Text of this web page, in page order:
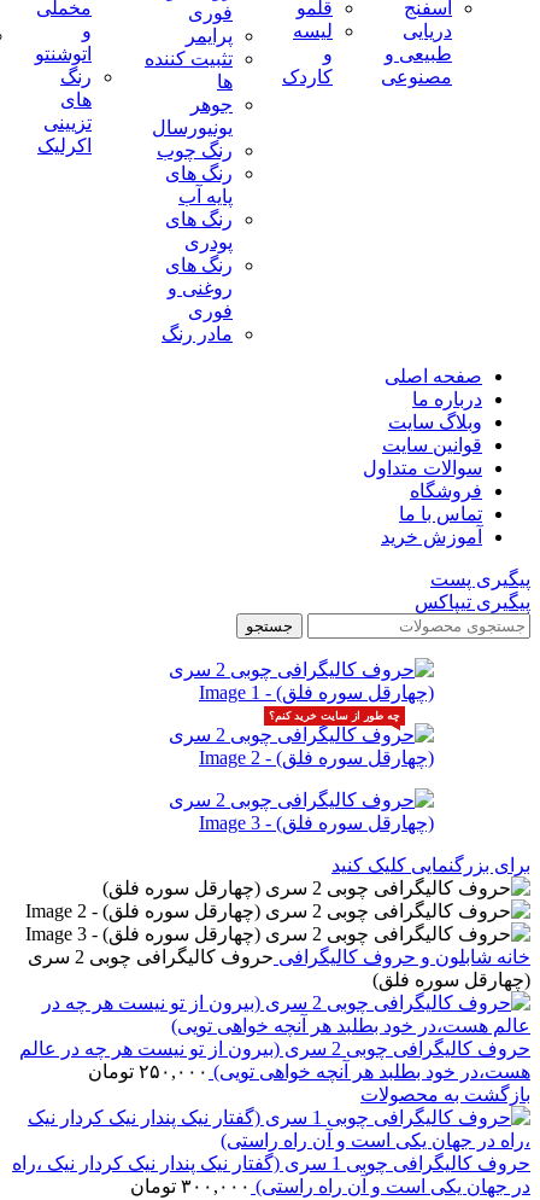
اسفنج
دریایی
طبیعی و
مصنوعی
قلمو
لیسه
و
کاردک
فوری
پرایمر
تثبیت کننده
ها
جوهر
یونیورسال
رنگ چوب
رنگ‌ های
پایه آب
رنگ های
پودری
رنگ‌ های
روغنی و
فوری
مادر رنگ
مخملی
و
اتوشنتو
رنگ
های
تزیینی
اکرلیک
صفحه اصلی
درباره ما
وبلاگ سایت
قوانین سایت
سوالات متداول
فروشگاه
تماس با ما
آموزش خرید
چه طور از سایت خرید کنم؟
پیگیری پست
پیگیری تیپاکس
جستجو
برای بزرگنمایی کلیک کنید
خانه شابلون و حروف کالیگرافی
حروف کالیگرافی چوبی 2 سری
(چهارقل سوره فلق)
حروف کالیگرافی چوبی 2 سری (بیرون از تو نیست هر چه در عالم
هست،در خود بطلبد هر آنچه خواهی تویی) ۲۵۰,۰۰۰ تومان
بازگشت به محصولات
حروف کالیگرافی چوبی 1 سری (گفتار نیک پندار نیک کردار نیک ،راه
در جهان یکی است و آن راه راستی) ۳۰۰,۰۰۰ تومان
چه طور از سایت خرید کنم؟